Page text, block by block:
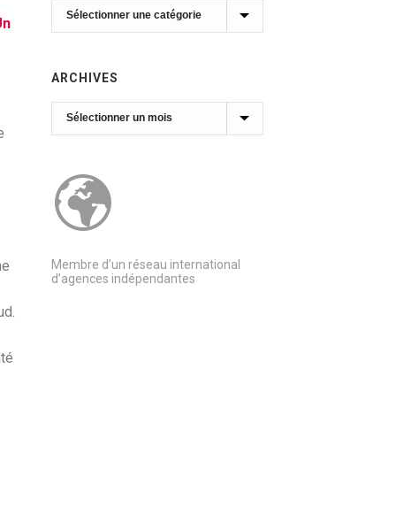
Catégories
ARCHIVES
Archives
Membre d’un réseau international
d’agences indépendantes